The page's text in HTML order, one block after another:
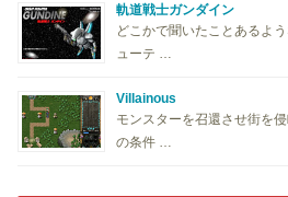
軌道戦士ガンダイン
どこかで聞いたことあるよ
ューテ …
Villainous
モンスターを召還させ街を
の条件 …